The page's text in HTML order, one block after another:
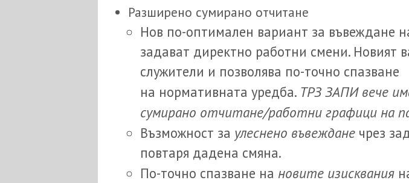
Разширено сумирано отчитане
Нов по-оптимален вариант за въвеждане
задават директно работни смени.
служители и позволява по-точно спазване
на нормативната уредба. ТРЗ ЗАПИ вече
сумирано отчитане/работни графици на
Възможност за улеснено въвеждане чрез
повтаря дадена смяна.
По-точно спазване на новите изисквания